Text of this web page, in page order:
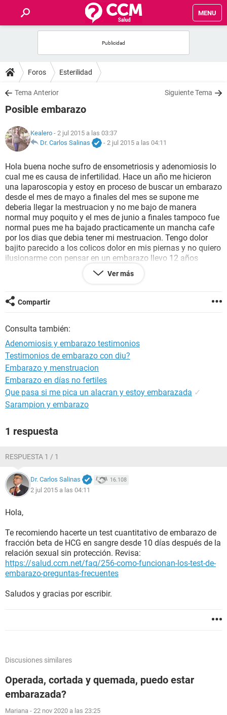
MENU
FOROS
SALUD
NUTRICIÓN
BIENESTAR
SEXUALIDAD
GLOSARIO
Foros Esterilidad
Tema Anterior Siguiente Tema
Posible embarazo
Kealero - 2 jul 2015 a las 03:37
Dr. Carlos Salinas
- 2 jul 2015 a las 04:11
Hola buena noche sufro de ensometriosis y adenomiosis lo
cual me es causa de infertilidad. Hace un año me hicieron
una laparoscopia y estoy en proceso de buscar un embarazo
desde el mes de mayo a finales del mes se supone me
deberia llegar la mestruacion y no me bajo de manera
normal muy poquito y el mes de junio a finales tampoco fue
normal pues me ha bajado practicamente un mancha cafe
por los dias que debia tener mi mestruacion. Tengo dolor
bajito parecido a los colicos dolor en mis piernas y no quiero
ilusionarme con pensar en un embarazo llevo 12 años
intentandolo y nada tengo 30 años . Mo mestruacion a
pesar de mi enfermedad nunca desde que tengo uso de
de mes. Alguien me puede direccionar gracias.
Ver más
Compartir
Consulta también:
Adenomiosis y embarazo testimonios
Testimonios de embarazo con diu?
Embarazo y menstruacion
Embarazo en días no fertiles
Que pasa si me pica un alacran y estoy embarazada ✓
Sarampion y embarazo
1 respuesta
RESPUESTA 1 / 1
Dr. Carlos Salinas 16.108
2 jul 2015 a las 04:11
Hola,
Te recomiendo hacerte un test cuantitativo de embarazo de
fracción beta de HCG en sangre desde 10 días después de la
relación sexual sin protección. Revisa:
https://salud.ccm.net/faq/256-como-funcionan-los-test-de-
embarazo-preguntas-frecuentes
Saludos y gracias por escribir.
Discusiones similares
Operada, cortada y quemada, puedo estar
embarazada?
Mariana - 22 nov 2020 a las 23:25